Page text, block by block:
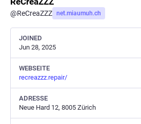
@ReCreaZZZ net.miaumuh.ch
JOINED
Jun 28, 2025
WEBSEITE
recreazzz.repair/
ADRESSE
Neue Hard 12, 8005 Zürich